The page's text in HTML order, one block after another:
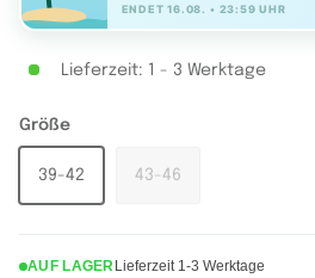
ENDET 16.08. • 23:59 UHR
Lieferzeit: 1 - 3 Werktage
Größe
39-42 43-46
AUF LAGER Lieferzeit 1-3 Werktage